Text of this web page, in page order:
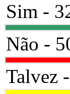
Sim -
Não -
Talvez